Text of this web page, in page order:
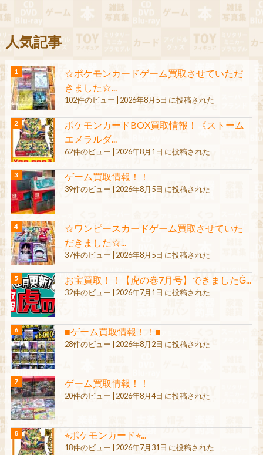
人気記事
☆ポケモンカードゲーム買取させていただ
きました☆...
102件のビュー | 2026年8月5日 に投稿された
ポケモンカードBOX買取情報！《ストーム
エメラルダ...
62件のビュー | 2026年8月1日 に投稿された
ゲーム買取情報！！
39件のビュー | 2026年8月5日 に投稿された
☆ワンピースカードゲーム買取させていた
だきました☆...
37件のビュー | 2026年8月5日 に投稿された
お宝買取！！【虎の巻7月号】できましたǴ...
32件のビュー | 2026年7月1日 に投稿された
■ゲーム買取情報！！■
28件のビュー | 2026年8月2日 に投稿された
ゲーム買取情報！！
20件のビュー | 2026年8月4日 に投稿された
⭐︎ポケモンカード⭐︎...
18件のビュー | 2026年7月31日 に投稿された